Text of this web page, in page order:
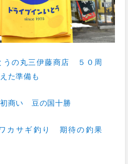
うの丸三伊藤商店 ５０周
た準備も
商い 豆の国十勝
カサギ釣り 期待の釣果